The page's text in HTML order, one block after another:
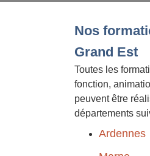
Nos
Grand Est
Toutes les
fonction,
peuvent être
départements
Ardennes